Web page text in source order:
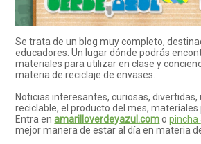
Se trata de un blog muy completo,
educadores. Un lugar dónde podrás
materiales para utilizar en clase y
materia de reciclaje de envases.
Noticias interesantes, curiosas, divertidas,
reciclable, el producto del mes, materiales
Entra enamarilloverdeyazul.com opincha
mejor manera de estar al día en materia